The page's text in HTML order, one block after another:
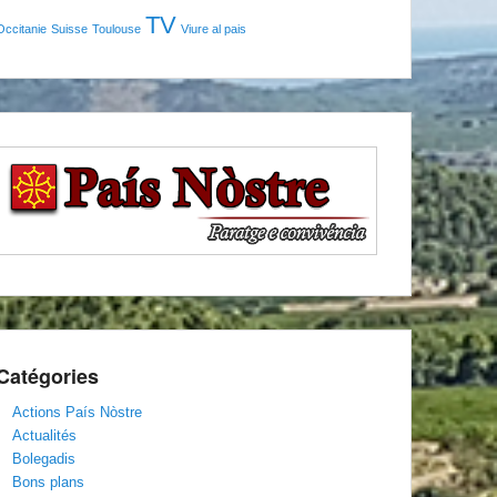
Suisse Toulouse TV Viure al pais
Actions País Nòstre
Actualités
Bolegadis
Bons plans